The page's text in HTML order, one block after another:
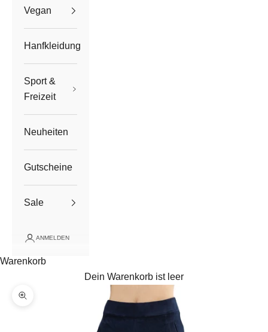
Vegan
Hanfkleidung
Sport &
Freizeit
Neuheiten
Gutscheine
Sale
ANMELDEN
Warenkorb
Dein Warenkorb ist leer
Bild vergrößern